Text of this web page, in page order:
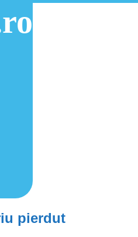
pierdut